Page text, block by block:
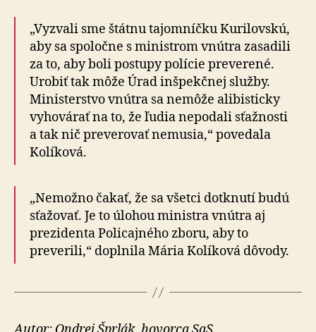
„Vyzvali sme štátnu tajomníčku Kurilovskú,
aby sa spoločne s mi­nistrom vnútra zasadili
za to, aby boli postupy polície preverené.
Urobiť tak môže Úrad inšpekčnej služby.
Ministerstvo vnútra sa nemôže alibisticky
vyhovárať na to, že ľudia nepodali sťažnosti
a tak nič preverovať nemusia,“ povedala
Kolíková.
„Nemožno čakať, že sa všetci dotknutí budú
sťažovať. Je to úlohou ministra vnútra aj
prezidenta Policajného zboru, aby to
preverili,“ doplnila Mária Kolíková dôvody.